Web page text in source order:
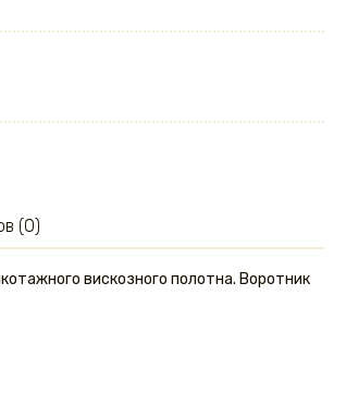
вискозного полотна. Воротник
(0)